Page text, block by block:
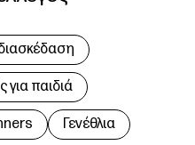
παιδιά
Γενέθλια